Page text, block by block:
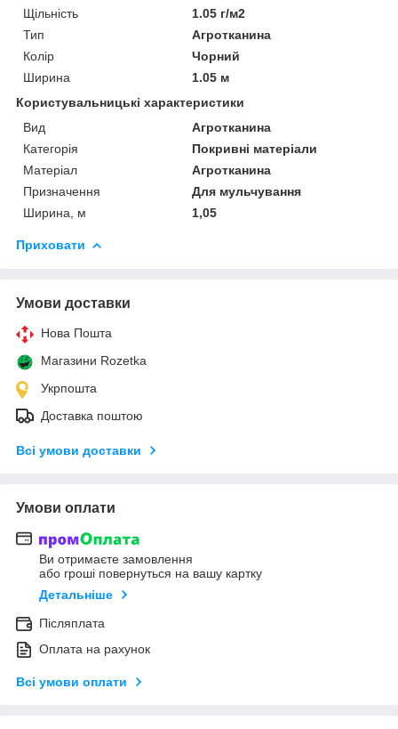
Щільність
1.05 г/м2
Тип
Агротканина
Колір
Чорний
Ширина
1.05 м
Користувальницькі характеристики
Вид
Агротканина
Категорія
Покривні матеріали
Матеріал
Агротканина
Призначення
Для мульчування
Ширина, м
1,05
Приховати
Умови доставки
Нова Пошта
Магазини Rozetka
Укрпошта
Доставка поштою
Всі умови доставки
Умови оплати
Ви отримаєте замовлення
або гроші повернуться на вашу картку
Детальніше
Післяплата
Оплата на рахунок
Всі умови оплати